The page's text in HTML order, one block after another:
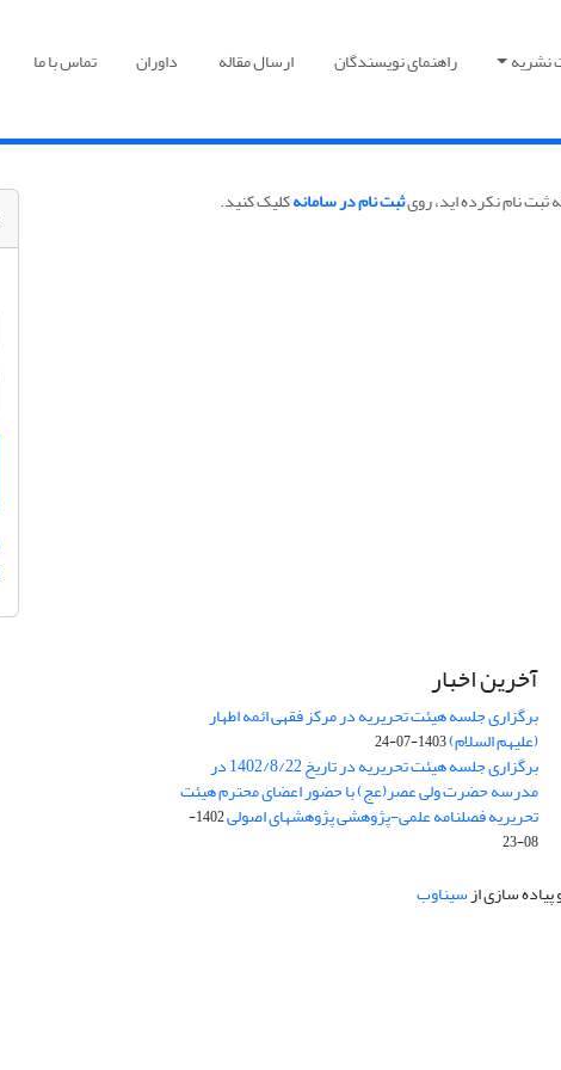
نشریه راهنمای نویسندگان ارسال مقاله داوران تماس با ما
نام نکرده اید، رویثبت نام در سامانهکلیک کنید.
آخرین اخبار
برگزاری جلسه هیئت تحریریه در مرکز فقهی ائمه اطهار
(علیهم السلام)1403-07-24
برگزاری جلسه هیئت تحریریه در تاریخ 1402/8/22 در
مدرسه حضرت ولی عصر(عج) با حضور اعضای محترم هیئت
تحریریه فصلنامه علمی-پژوهشی پژوهشهای اصولی
1402-
08-23
سازی ازسیناوب